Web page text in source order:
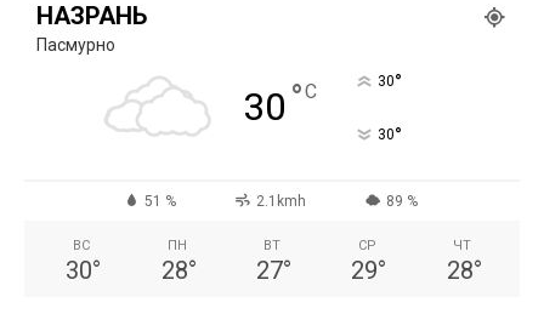
НАЗРАНЬ
Пасмурно
30 °C 30°
30°
51 % 2.1kmh 89 %
ВС
30°
ПН
28°
ВТ
27°
СР
29°
ЧТ
28°